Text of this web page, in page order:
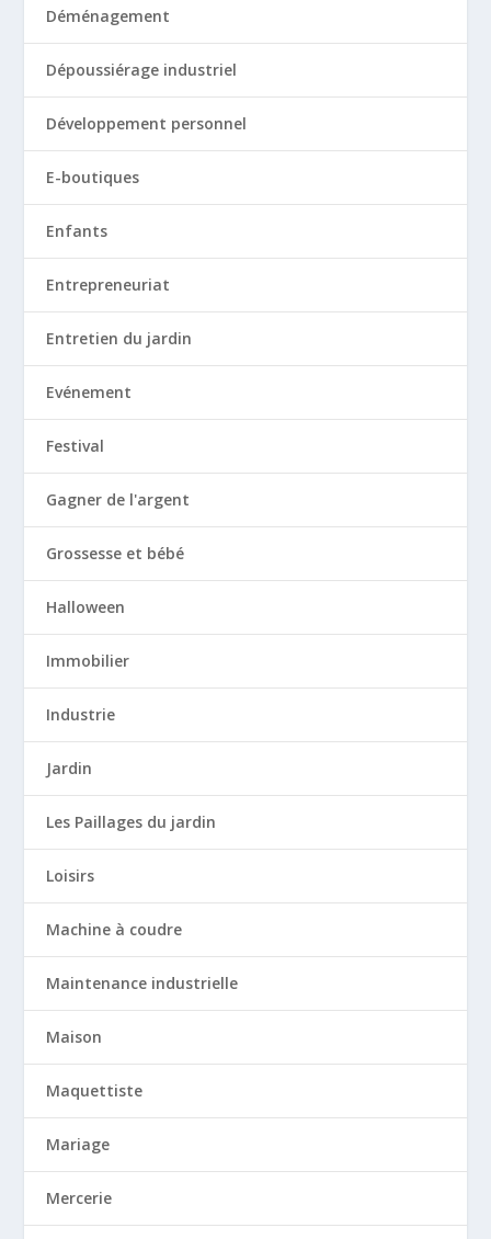
Déménagement
Dépoussiérage industriel
Développement personnel
E-boutiques
Enfants
Entrepreneuriat
Entretien du jardin
Evénement
Festival
Gagner de l'argent
Grossesse et bébé
Halloween
Immobilier
Industrie
Jardin
Les Paillages du jardin
Loisirs
Machine à coudre
Maintenance industrielle
Maison
Maquettiste
Mariage
Mercerie